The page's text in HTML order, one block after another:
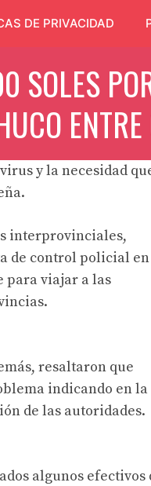
DE PRIVACIDAD
SOLES
ENTRE
y la necesidad
interprovinciales,
de control policial en
para viajar a las
resaltaron que
indicando en la
de las autoridades.
algunos efectivos